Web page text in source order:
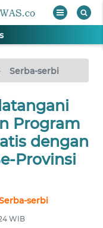
Serba-serbi
Program
dengan
Provinsi
serbi
WIB